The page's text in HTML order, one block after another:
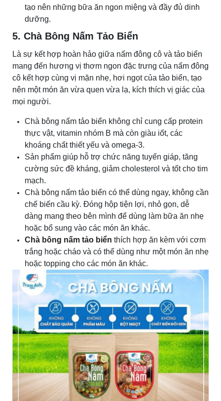
tạo nên những bữa ăn ngon miệng và đầy đủ dinh
dưỡng.
5. Chà Bông Nấm Tảo Biển
Là sự kết hợp hoàn hảo giữa nấm đông cô và tảo biển
mang đến hương vị thơm ngon đặc trưng của nấm đông
cô kết hợp cùng vị mặn nhẹ, hơi ngọt của tảo biển, tạo
nên một món ăn vừa quen vừa lạ, kích thích vị giác của
mọi người.
Chà bông nấm tảo biển không chỉ cung cấp protein
thực vật, vitamin nhóm B mà còn giàu iốt, các
khoáng chất thiết yếu và omega-3.
Sản phẩm giúp hỗ trợ chức năng tuyến giáp, tăng
cường sức đề kháng, giảm cholesterol và tốt cho tim
mạch.
Chà bông nấm tảo biển có thể dùng ngay, không cần
chế biến cầu kỳ. Đóng hộp tiện lợi, nhỏ gọn, dễ
dàng mang theo bên mình để dùng làm bữa ăn nhẹ
hoặc bổ sung vào các món ăn khác.
Chà bông nấm tảo biển thích hợp ăn kèm với cơm
trắng hoặc cháo và có thể dùng như một món ăn nhẹ
hoặc topping cho các món ăn khác.